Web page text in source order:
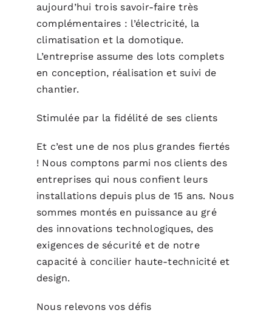
aujourd’hui trois savoir-faire très
complémentaires : l’électricité, la
climatisation et la domotique.
L’entreprise assume des lots complets
en conception, réalisation et suivi de
chantier.
Stimulée par la fidélité de ses clients
Et c’est une de nos plus grandes fiertés
! Nous comptons parmi nos clients des
entreprises qui nous confient leurs
installations depuis plus de 15 ans. Nous
sommes montés en puissance au gré
des innovations technologiques, des
exigences de sécurité et de notre
capacité à concilier haute-technicité et
design.
Nous relevons vos défis